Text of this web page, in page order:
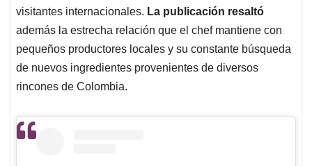
visitantes internacionales. La publicación resaltó
además la estrecha relación que el chef mantiene con
pequeños productores locales y su constante búsqueda
de nuevos ingredientes provenientes de diversos
rincones de Colombia.